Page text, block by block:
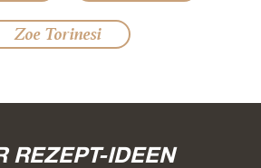
Zoe Torinesi
REZEPT-IDEEN